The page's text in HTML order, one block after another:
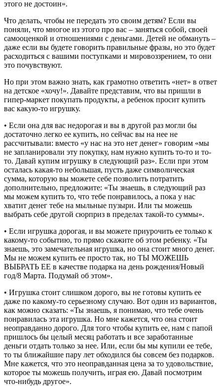
этого не достоин».
Что делать, чтобы не передать это своим детям? Если вы
поняли, что многое из этого про вас – заняться собой, своей
самооценкой и отношениями с деньгами. Детей не обмануть –
даже если вы будете говорить правильные фразы, но это будет
расходиться с вашими поступками и мировоззрением, то они
это почувствуют.
Но при этом важно знать, как грамотно ответить «нет» в ответ
на детское «хочу!». Давайте представим, что вы пришли в
гипер-маркет покупать продукты, а ребенок просит купить
вас какую-то игрушку.
• Если она для вас недорогая и вы в другой раз могли бы
достаточно легко ее купить, но сейчас вы на нее не
рассчитывали: вместо «у нас на это нет денег» говорим «мы
не запланировали эту покупку, нам нужно купить то-то и то-
то. Давай купим игрушку в следующий раз». Если при этом
осталась какая-то небольшая, пусть даже символическая
сумма, которую вы можете себе позволить потратить
дополнительно, предложите: «Ты знаешь, в следующий раз
мы можем купить то, что тебе понравилось, а пока у нас
хватит денег тебе на мыльные пузыри. Или ты можешь
выбрать себе другой сюрприз в пределах такой-то суммы».
• Если игрушка дорогая, и вы можете приурочить ее только к
какому-то событию, то прямо скажите об этом ребенку. «Ты
знаешь, это замечательная игрушка, но она стоит много денег.
Мы не можем купить ее просто так, но ТЫ МОЖЕШЬ
ВЫБРАТЬ ЕЕ в качестве подарка на день рождения/Новый
год/8 Марта. Подумай об этом».
• Игрушка стоит слишком дорого, вы не готовы купить ее
даже по какому-то серьезному случаю. Вот один из вариантов,
как можно сказать: «Ты знаешь, я понимаю, что тебе очень
понравилась эта игрушка. Но мне кажется, что она стоит
неоправданно дорого. Для того чтобы купить ее, нам с папой
пришлось бы целый месяц работать и все заработанные
деньги отдать только за нее. Или, если бы мы купили ее тебе,
то ты ближайшие пару лет обходился бы совсем без подарков.
Мне кажется, что это неоправданная цена за то удовольствие,
которое ты можешь получить, играя ею. Давай посмотрим
что-нибудь другое».